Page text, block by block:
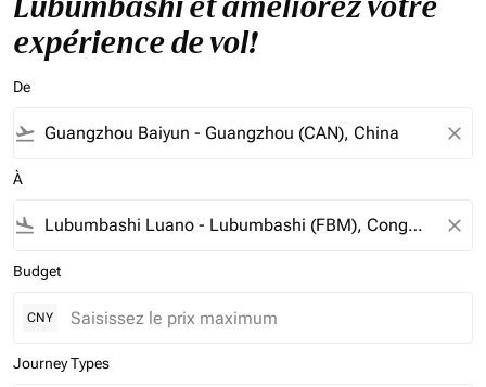
expérience de vol!
De
flight_takeoff close
À
flight_land close
Budget
CNY
Journey Types